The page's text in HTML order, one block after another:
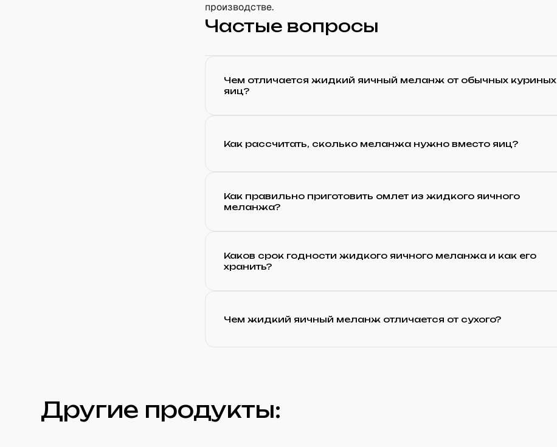
производстве.
Частые вопросы
Чем отличается жидкий яичный меланж от обычных куриных
яиц?
Как рассчитать, сколько меланжа нужно вместо яиц?
Как правильно приготовить омлет из жидкого яичного
меланжа?
Каков срок годности жидкого яичного меланжа и как его
хранить?
Чем жидкий яичный меланж отличается от сухого?
Другие продукты: